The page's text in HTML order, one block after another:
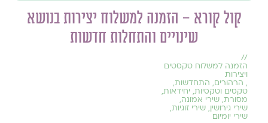
קול קורא – הזמנה למשלוח יצירות בנושא
שינויים והתחלות חדשות
//
הזמנה למשלוח טקסטים
ויצירות
, הרהורים, התחדשות,
טקסים וטקסיות, יחידאות,
מסורת, שירי אמונה,
שירי גירושין, שירי זוגיות,
שירי יומיום